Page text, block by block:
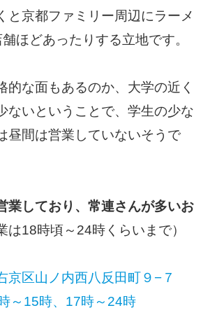
と京都ファミリー周辺にラーメ
ほどあったりする立地です。
的な面もあるのか、大学の近く
ないということで、学生の少な
昼間は営業していないそうで
業しており、常連さんが多いお
は18時頃～24時くらいまで）
京区山ノ内西八反田町９−７
～15時、17時～24時